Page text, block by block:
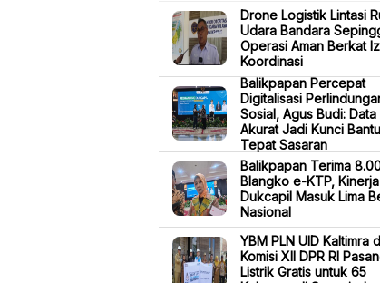
Drone Logistik Lintasi
Udara Bandara
Operasi Aman Berkat
Koordinasi
Balikpapan Percepat
Digitalisasi
Sosial, Agus Budi: Data
Akurat Jadi Kunci
Tepat Sasaran
Balikpapan Terima
Blangko e-KTP, Kinerja
Dukcapil Masuk Lima
Nasional
YBM PLN UID Kaltimra
Komisi XII DPR RI
Listrik Gratis untuk 65